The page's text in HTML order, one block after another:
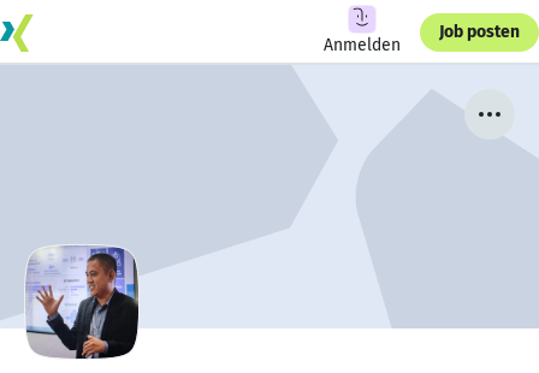
Anmelden
Job posten